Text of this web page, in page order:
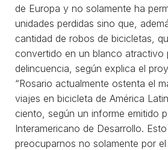
de Europa y no solamente ha
unidades perdidas sino que,
cantidad de robos de bicicletas,
convertido en un blanco atractivo
delincuencia, según explica el
“Rosario actualmente ostenta el
viajes en bicicleta de América
ciento, según un informe emitido
Interamericano de Desarrollo.
preocuparnos no solamente por